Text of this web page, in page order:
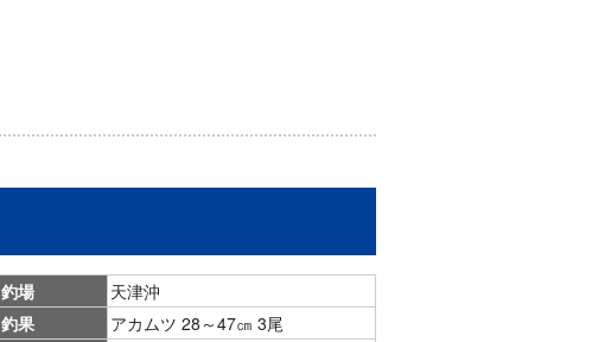
釣場
天津沖
釣果
アカムツ 28～47㎝ 3尾